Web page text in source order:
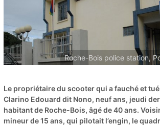
Roche-Bois police station,
Le propriétaire du scooter qui a fauché et
Clarino Edouard dit Nono, neuf ans, jeudi
habitant de Roche-Bois, âgé de 40 ans.
mineur de 15 ans, qui pilotait l’engin, le